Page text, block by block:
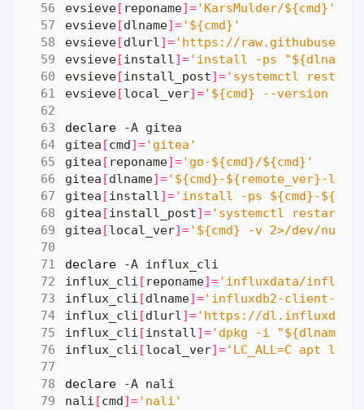
evsieve [ reponame]='KarsMulder/${cmd}'
evsieve [dlname]='${cmd}'
evsieve [dlurl]='https://
evsieve [install]='install -ps
evsieve [install_post]='systemctl restart
evsieve [local_ver]='${cmd} --version
declare
gitea [cmd ]='gitea'
gitea [ reponame]='go-${cmd}/${cmd}'
gitea [dlname]='${cmd}-${remote_ver}-
gitea [install]='install -ps ${cmd}-
gitea [install_post]='systemctl restart
gitea [local_ver]='${cmd} -v 2>/dev/
declare
influx_cli [ reponame]='influxdata/
influx_cli [dlname]='influxdb2-client-
influx_cli [dlurl]='https://
influx_cli [install]='dpkg -i
influx_cli [local_ver]='LC_ALL=C apt
declare
nali [cmd ]='nali'